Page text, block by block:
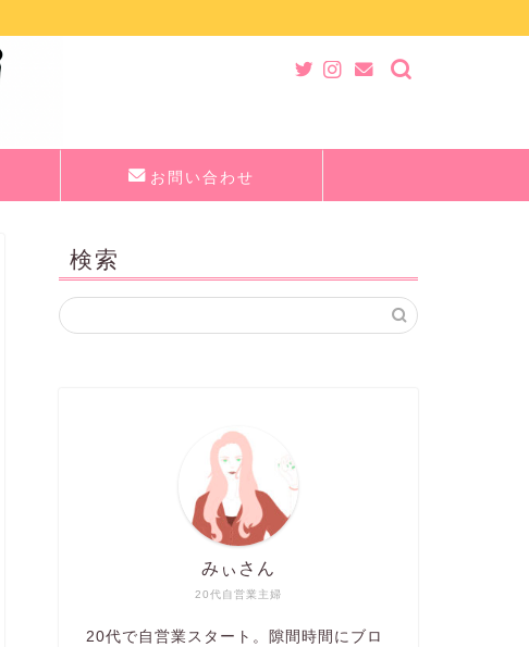
お問い合わせ
検索
20代自営業主婦
みぃさん
20代で自営業スタート。隙間時間にブロ